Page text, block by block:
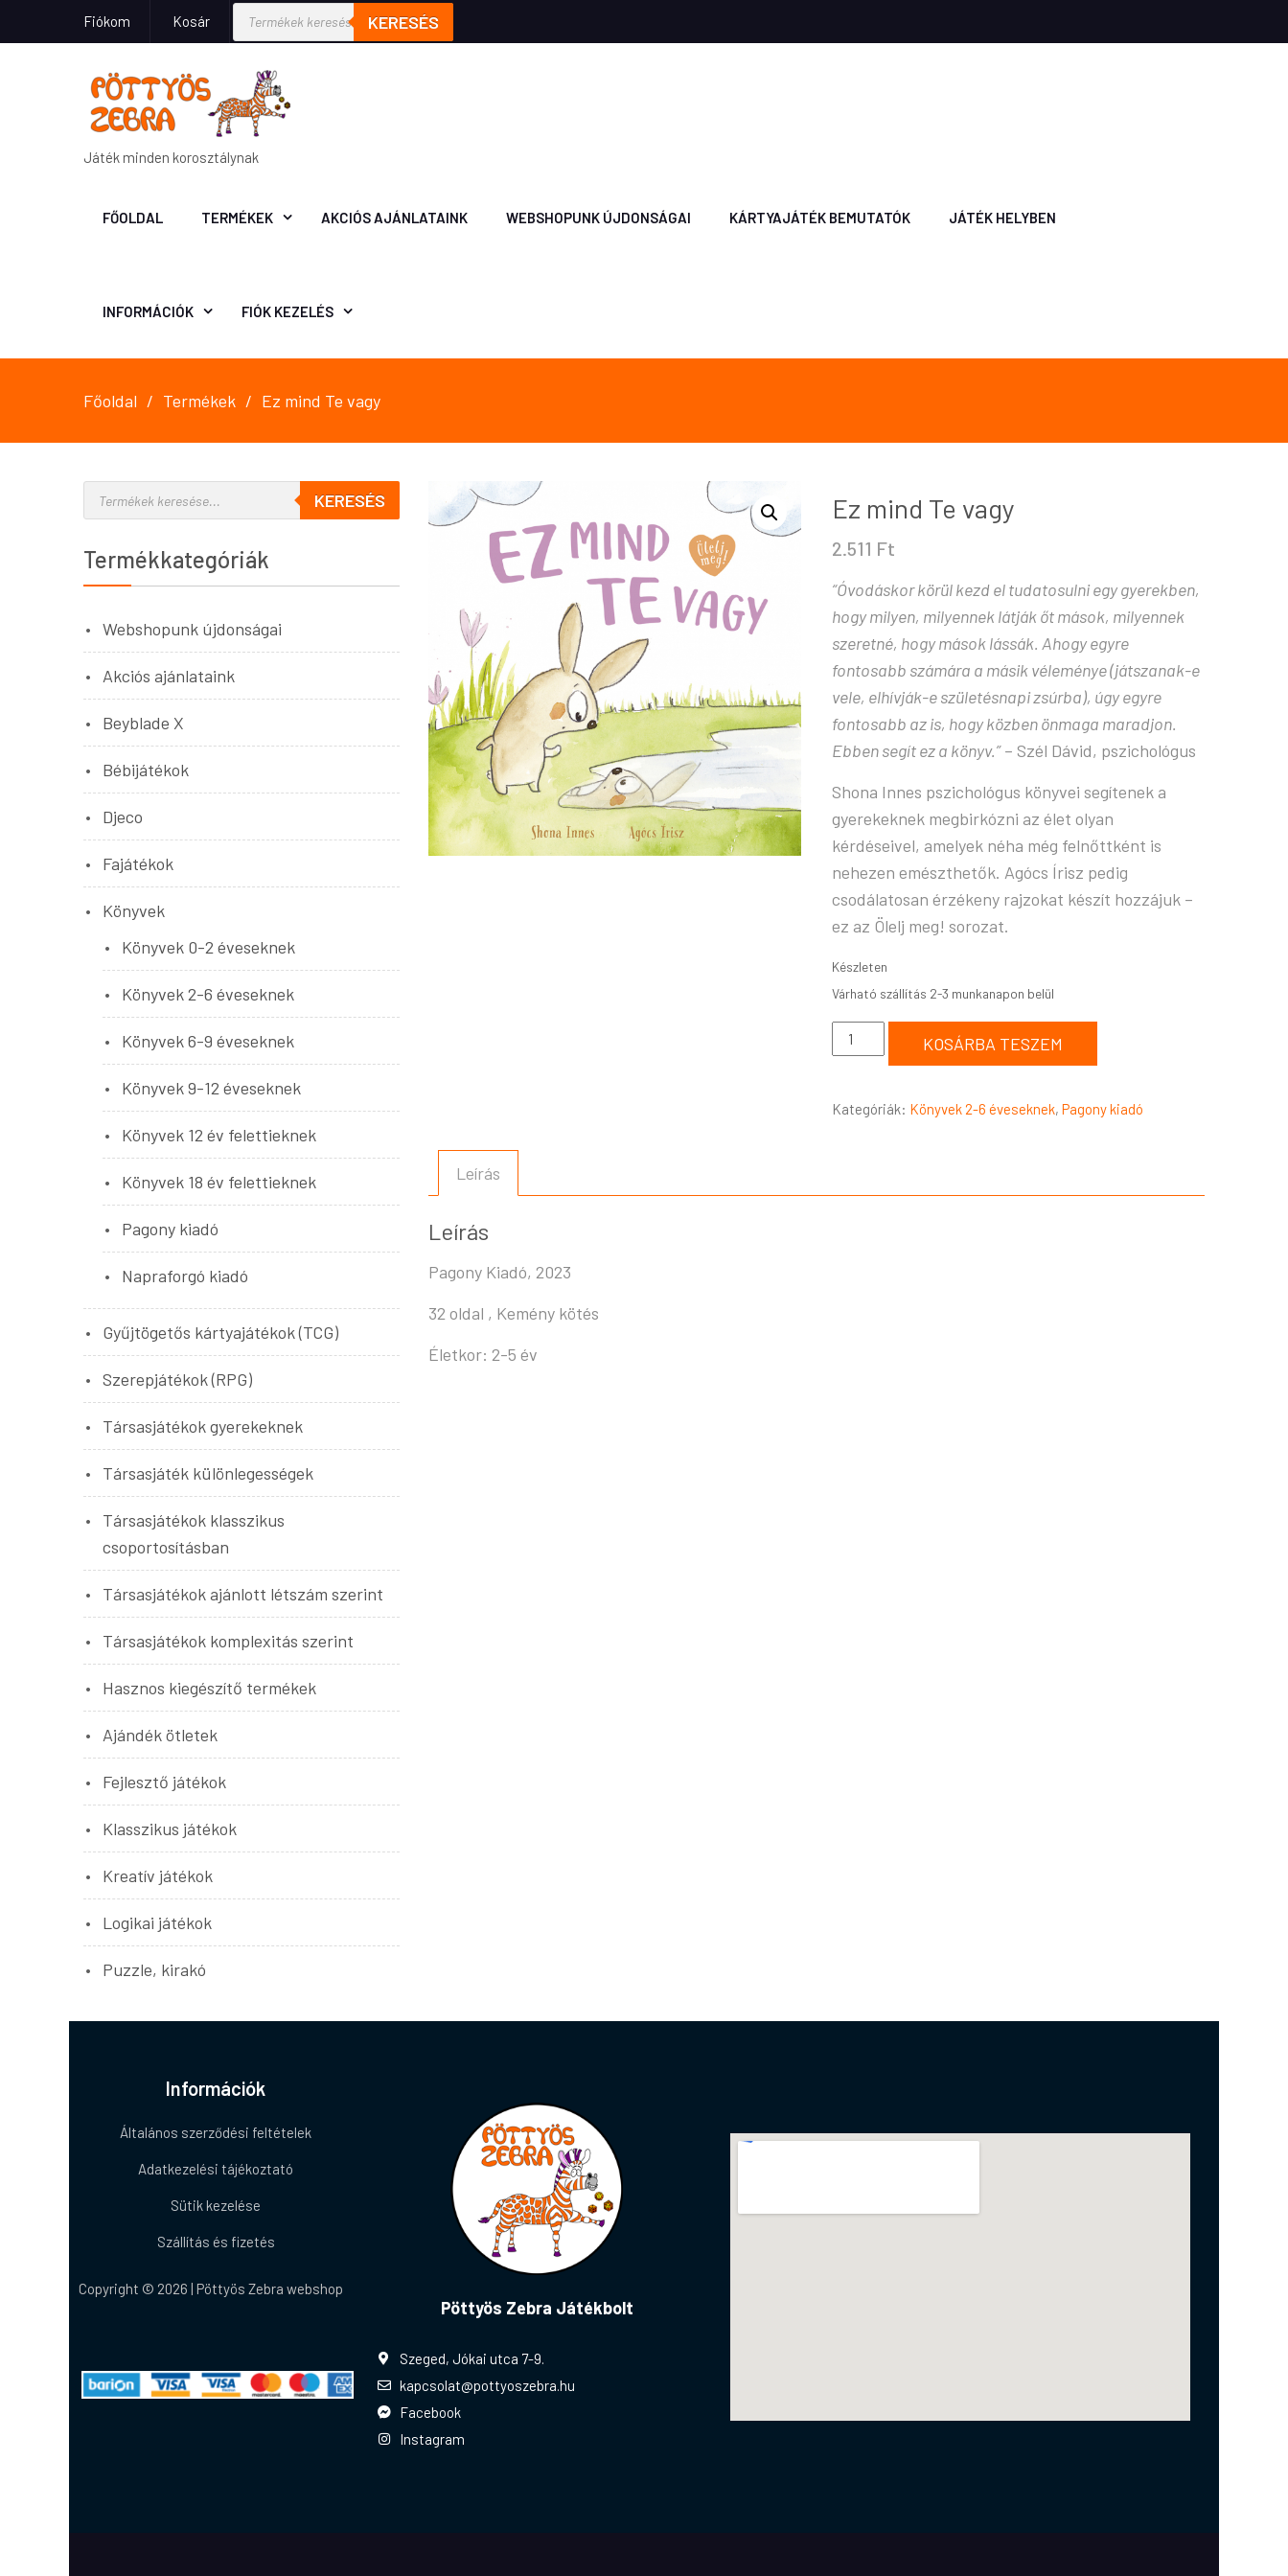
Fiókom Kosár KERESÉS
Játék minden korosztálynak
FŐOLDAL TERMÉKEK AKCIÓS AJÁNLATAINK WEBSHOPUNK ÚJDONSÁGAI KÁRTYAJÁTÉK BEMUTATÓK JÁTÉK HELYBEN
INFORMÁCIÓK FIÓK KEZELÉS
Főoldal Termékek Ez mind Te vagy
Ez mind Te vagy
2.511 Ft
“Óvodáskor körül kezd el tudatosulni egy gyerekben,
hogy milyen, milyennek látják őt mások, milyennek
szeretné, hogy mások lássák. Ahogy egyre
fontosabb számára a másik véleménye (játszanak-e
vele, elhívják-e születésnapi zsúrba), úgy egyre
fontosabb az is, hogy közben önmaga maradjon.
Ebben segít ez a könyv.”– Szél Dávid, pszichológus
Shona Innes pszichológus könyvei segítenek a
gyerekeknek megbirkózni az élet olyan
kérdéseivel, amelyek néha még felnőttként is
nehezen emészthetők. Agócs Írisz pedig
csodálatosan érzékeny rajzokat készít hozzájuk –
ez az Ölelj meg! sorozat.
Készleten
KOSÁRBA TESZEM
Kategóriák: Könyvek 2-6 éveseknek,Pagony kiadó
Leírás
Leírás
Pagony Kiadó, 2023
32 oldal , Kemény kötés
Életkor: 2-5 év
KERESÉS
Termékkategóriák
Webshopunk újdonságai
Akciós ajánlataink
Beyblade X
Bébijátékok
Djeco
Fajátékok
Könyvek
Könyvek 0-2 éveseknek
Könyvek 2-6 éveseknek
Könyvek 6-9 éveseknek
Könyvek 9-12 éveseknek
Könyvek 12 év felettieknek
Könyvek 18 év felettieknek
Pagony kiadó
Napraforgó kiadó
Gyűjtögetős kártyajátékok (TCG)
Szerepjátékok (RPG)
Társasjátékok gyerekeknek
Társasjáték különlegességek
Társasjátékok klasszikus
csoportosításban
Társasjátékok ajánlott létszám szerint
Társasjátékok komplexitás szerint
Hasznos kiegészítő termékek
Ajándék ötletek
Fejlesztő játékok
Klasszikus játékok
Kreatív játékok
Logikai játékok
Puzzle, kirakó
Információk
Általános szerződési feltételek
Adatkezelési tájékoztató
Sütik kezelése
Szállítás és fizetés
Copyright © 2026 | Pöttyös Zebra webshop
Pöttyös Zebra Játékbolt
Szeged, Jókai utca 7-9.
kapcsolat@pottyoszebra.hu
Facebook
Instagram